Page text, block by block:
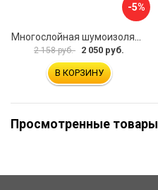
-5%
2 158 руб. 2 050 руб.
В КОРЗИНУ
Просмотренные товары